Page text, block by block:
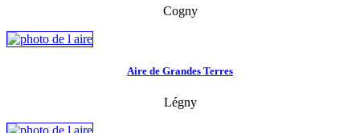
Cogny
Aire de Grandes Terres
Légny